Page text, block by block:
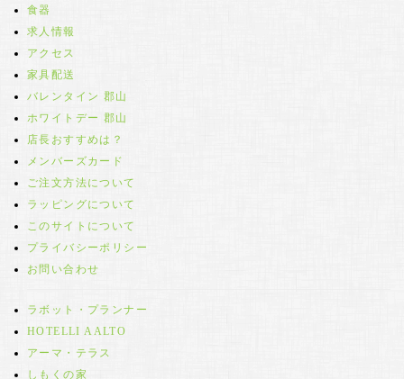
食器
求人情報
アクセス
家具配送
バレンタイン 郡山
ホワイトデー 郡山
店長おすすめは？
メンバーズカード
ご注文方法について
ラッピングについて
このサイトについて
プライバシーポリシー
お問い合わせ
ラボット・プランナー
HOTELLI AALTO
アーマ・テラス
しもくの家